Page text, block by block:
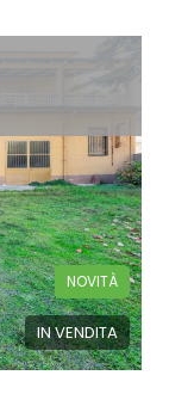
IN VENDITA
NOVITÀ